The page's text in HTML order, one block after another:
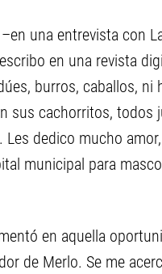
una entrevista con
en una revista
burros, caballos, ni
sus cachorritos, todos
dedico mucho
municipal para
en aquella
de Merlo. Se me